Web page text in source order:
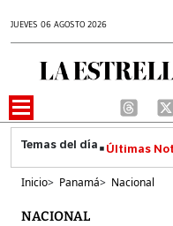
JUEVES 06 AGOSTO 2026
Últimas
Inicio> Panamá> Nacional
NACIONAL